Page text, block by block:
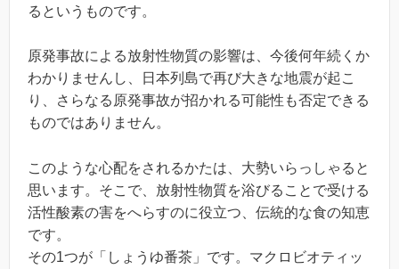
るというものです。
原発事故による放射性物質の影響は、今後何年続くか
わかりませんし、日本列島で再び大きな地震が起こ
り、さらなる原発事故が招かれる可能性も否定できる
ものではありません。
このような心配をされるかたは、大勢いらっしゃると
思います。そこで、放射性物質を浴びることで受ける
活性酸素の害をへらすのに役立つ、伝統的な食の知恵
です。
その1つが「しょうゆ番茶」です。マクロビオティッ